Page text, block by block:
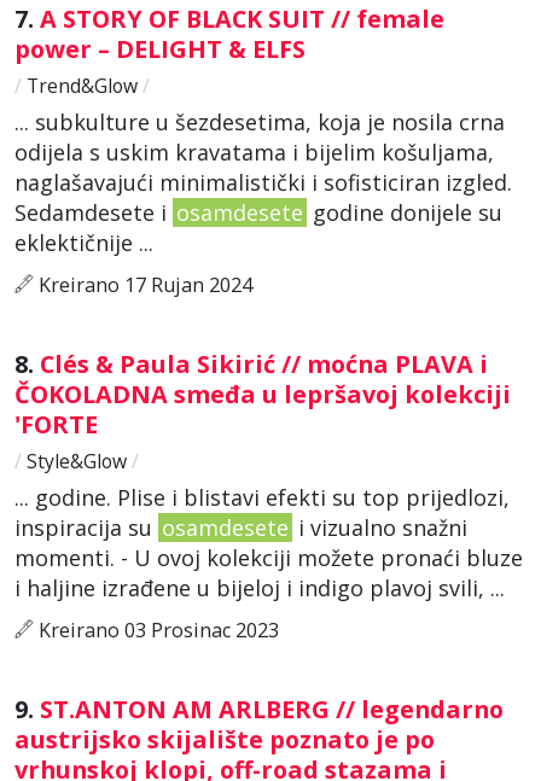
7. A STORY OF BLACK SUIT // female
power – DELIGHT & ELFS
/ Trend&Glow/
... subkulture u šezdesetima, koja je nosila crna
odijela s uskim kravatama i bijelim košuljama,
naglašavajući minimalistički i sofisticiran izgled.
Sedamdesete i osamdesete godine donijele su
eklektičnije ...
Kreirano 17 Rujan 2024
8. Clés & Paula Sikirić // moćna PLAVA i
ČOKOLADNA smeđa u lepršavoj kolekciji
'FORTE
/ Style&Glow/
... godine. Plise i blistavi efekti su top prijedlozi,
inspiracija su osamdesete i vizualno snažni
momenti. - U ovoj kolekciji možete pronaći bluze
i haljine izrađene u bijeloj i indigo plavoj svili, ...
Kreirano 03 Prosinac 2023
9. ST.ANTON AM ARLBERG // legendarno
austrijsko skijalište poznato je po
vrhunskoj klopi, off-road stazama i